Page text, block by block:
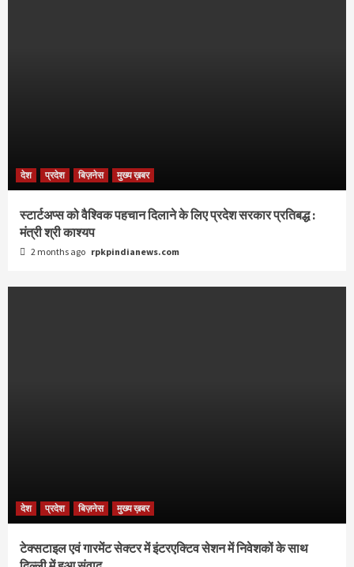
देश प्रदेश बिज़नेस मुख्य ख़बर
स्टार्टअप्स को वैश्विक पहचान दिलाने के लिए प्रदेश सरकार प्रतिबद्ध :
मंत्री श्री काश्यप
2 months ago rpkpindianews.com
देश प्रदेश बिज़नेस मुख्य ख़बर
टेक्सटाइल एवं गारमेंट सेक्टर में इंटरएक्टिव सेशन में निवेशकों के साथ